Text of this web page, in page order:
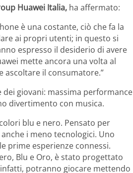
Huawei Italia, ha affermato:
è una costante, ciò che fa la
ai propri utenti; in questo si
espresso il desiderio di avere
mette ancora una volta al
ascoltare il consumatore.”
giovani: massima performance
divertimento con musica.
blu e nero. Pensato per
i meno tecnologici. Uno
prime esperienze connessi.
Blu e Oro, è stato progettato
potranno giocare mettendo